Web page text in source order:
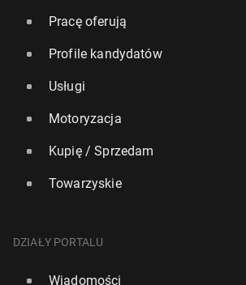
Pracę oferują
Profile kandydatów
Usługi
Motoryzacja
Kupię / Sprzedam
Towarzyskie
DZIAŁY PORTALU
Wiadomości